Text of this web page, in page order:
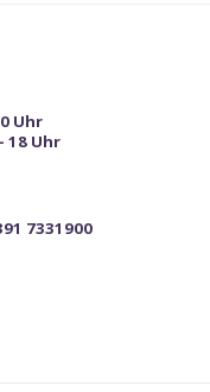
Uhr
18 Uhr
7331900